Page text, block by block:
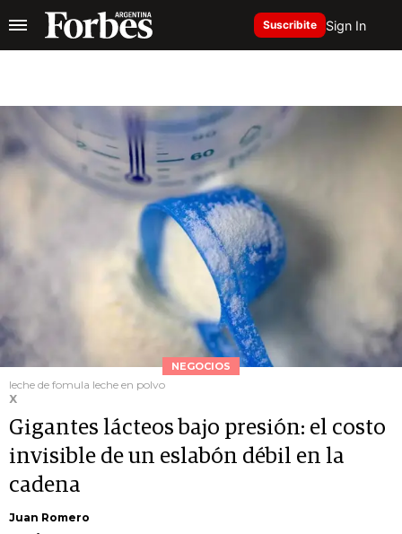
Suscribite Sign In
NEGOCIOS
leche de fomula leche en polvo
X
Gigantes lácteos bajo presión: el costo
invisible de un eslabón débil en la
cadena
Juan Romero